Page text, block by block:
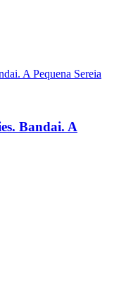
Bandai. A